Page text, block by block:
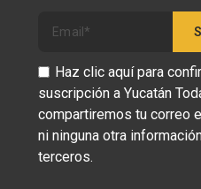
Haz clic aquí para
suscripción a Yucatán
compartiremos tu correo
ni ninguna otra
terceros.